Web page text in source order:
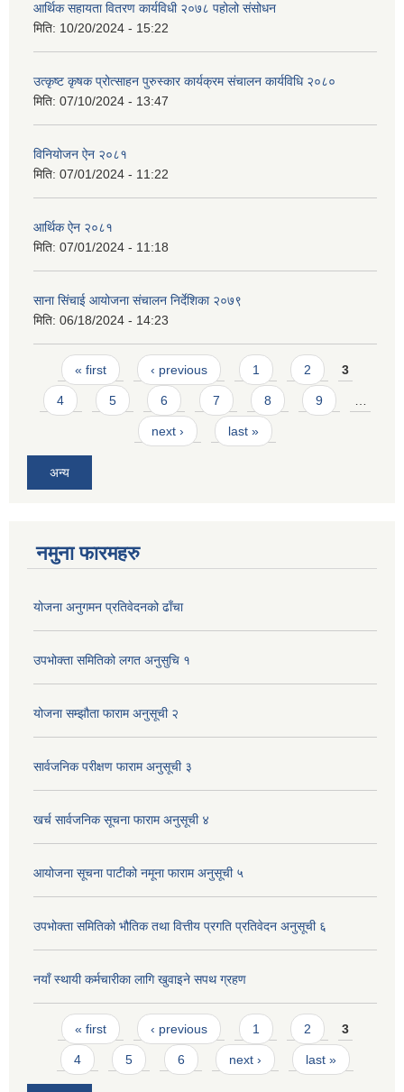
आर्थिक सहायता वितरण कार्यविधी २०७८ पहोलो संसोधन
मिति: 10/20/2024 - 15:22
उत्कृष्ट कृषक प्रोत्साहन पुरुस्कार कार्यक्रम संचालन कार्यविधि २०८०
मिति: 07/10/2024 - 13:47
विनियोजन ऐन २०८१
मिति: 07/01/2024 - 11:22
आर्थिक ऐन २०८१
मिति: 07/01/2024 - 11:18
साना सिंचाई आयोजना संचालन निर्देशिका २०७९
मिति: 06/18/2024 - 14:23
Pages
« first ‹ previous 1 2 3
4 5 6 7 8 9
next › last »
अन्य
नमुना फारमहरु
योजना अनुगमन प्रतिवेदनको ढाँचा
उपभोक्ता समितिको लगत अनुसुचि १
योजना सम्झौता फाराम अनुसूची २
सार्वजनिक परीक्षण फाराम अनुसूची ३
खर्च सार्वजनिक सूचना फाराम अनुसूची ४
आयोजना सूचना पाटीको नमूना फाराम अनुसूची ५
उपभोक्ता समितिको भौतिक तथा वित्तीय प्रगति प्रतिवेदन अनुसूची ६
नयाँ स्थायी कर्मचारीका लागि खुवाइने सपथ ग्रहण
Pages
« first ‹ previous 1 2 3
4 5 6 next › last »